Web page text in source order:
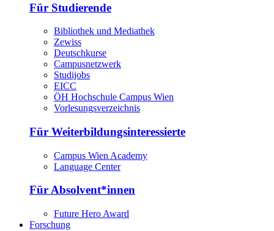
Für Studierende
Bibliothek und Mediathek
Zewiss
Deutschkurse
Campusnetzwerk
Studijobs
EICC
ÖH Hochschule Campus Wien
Vorlesungsverzeichnis
Für Weiterbildungsinteressierte
Campus Wien Academy
Language Center
Für Absolvent*innen
Future Hero Award
Forschung